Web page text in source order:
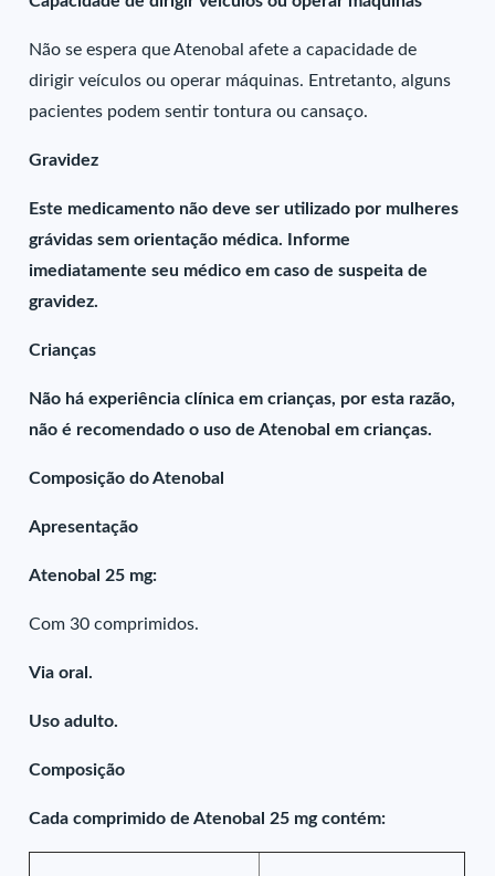
Não se espera que Atenobal afete a capacidade de
dirigir veículos ou operar máquinas. Entretanto, alguns
pacientes podem sentir tontura ou cansaço.
Gravidez
Este medicamento não deve ser utilizado por mulheres
grávidas sem orientação médica. Informe
imediatamente seu médico em caso de suspeita de
gravidez.
Crianças
Não há experiência clínica em crianças, por esta razão,
não é recomendado o uso de Atenobal em crianças.
Composição do Atenobal
Apresentação
Atenobal 25 mg:
Com 30 comprimidos.
Via oral.
Uso adulto.
Composição
Cada comprimido de Atenobal 25 mg contém: